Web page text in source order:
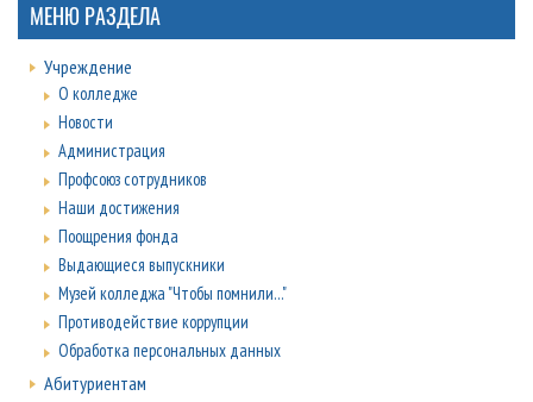
МЕНЮ РАЗДЕЛА
Учреждение
О колледже
Новости
Администрация
Профсоюз сотрудников
Наши достижения
Поощрения фонда
Выдающиеся выпускники
Музей колледжа "Чтобы помнили..."
Противодействие коррупции
Обработка персональных данных
Абитуриентам